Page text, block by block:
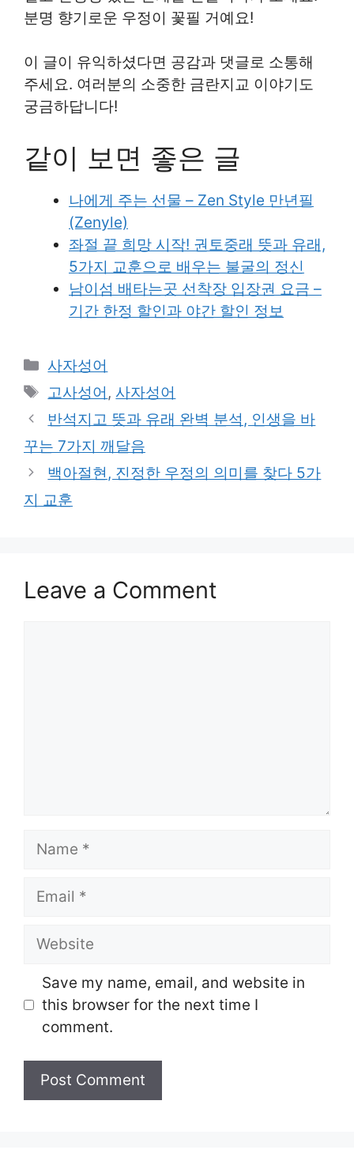
분명 향기로운 우정이 꽃필 거예요!
이 글이 유익하셨다면 공감과 댓글로 소통해
주세요. 여러분의 소중한 금란지교 이야기도
궁금하답니다!
같이 보면 좋은 글
나에게 주는 선물 – Zen Style 만년필
(Zenyle)
좌절 끝 희망 시작! 권토중래 뜻과 유래,
5가지 교훈으로 배우는 불굴의 정신
남이섬 배타는곳 선착장 입장권 요금 –
기간 한정 할인과 야간 할인 정보
Categories
사자성어
Tags
고사성어 , 사자성어
반석지고 뜻과 유래 완벽 분석, 인생을 바
꾸는 7가지 깨달음
백아절현, 진정한 우정의 의미를 찾다 5가
지 교훈
Leave a Comment
Name
Email
Website
Save my name, email, and website in
this browser for the next time I
comment.